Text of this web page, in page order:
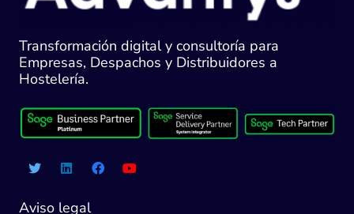
Transformación digital y consultoría para
Empresas, Despachos y Distribuidores a
Hostelería.
Aviso legal